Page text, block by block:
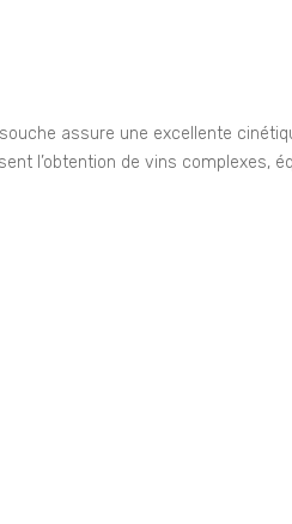
assure une excellente
l’obtention de vins complexes,